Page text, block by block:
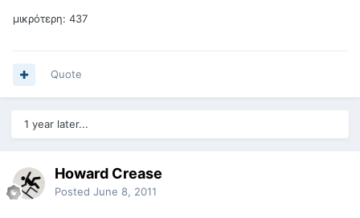
μικρότερη: 437
Quote
1 year later...
Howard Crease
Posted June 8, 2011